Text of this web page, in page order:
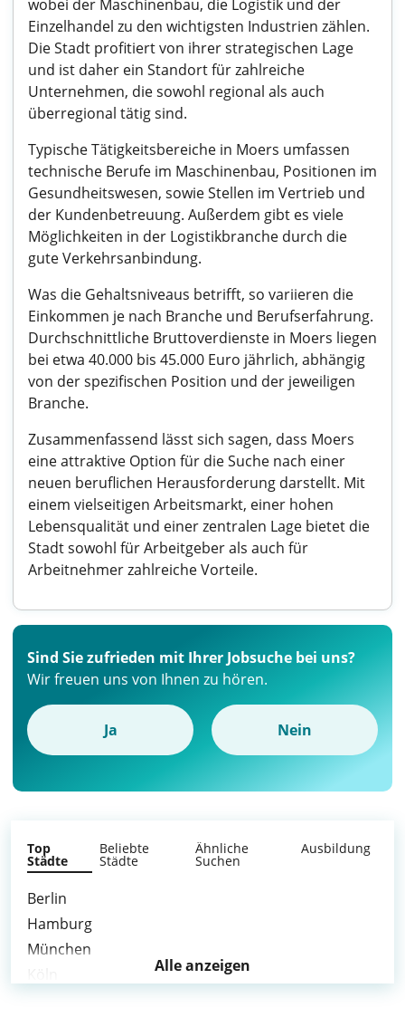
wobei der Maschinenbau, die Logistik und der
Einzelhandel zu den wichtigsten Industrien zählen.
Die Stadt profitiert von ihrer strategischen Lage
und ist daher ein Standort für zahlreiche
Unternehmen, die sowohl regional als auch
überregional tätig sind.
Typische Tätigkeitsbereiche in Moers umfassen
technische Berufe im Maschinenbau, Positionen im
Gesundheitswesen, sowie Stellen im Vertrieb und
der Kundenbetreuung. Außerdem gibt es viele
Möglichkeiten in der Logistikbranche durch die
gute Verkehrsanbindung.
Was die Gehaltsniveaus betrifft, so variieren die
Einkommen je nach Branche und Berufserfahrung.
Durchschnittliche Bruttoverdienste in Moers liegen
bei etwa 40.000 bis 45.000 Euro jährlich, abhängig
von der spezifischen Position und der jeweiligen
Branche.
Zusammenfassend lässt sich sagen, dass Moers
eine attraktive Option für die Suche nach einer
neuen beruflichen Herausforderung darstellt. Mit
einem vielseitigen Arbeitsmarkt, einer hohen
Lebensqualität und einer zentralen Lage bietet die
Stadt sowohl für Arbeitgeber als auch für
Arbeitnehmer zahlreiche Vorteile.
Sind Sie zufrieden mit Ihrer Jobsuche bei uns?
Wir freuen uns von Ihnen zu hören.
Ja Nein
Top
Städte
Beliebte
Städte
Ähnliche
Suchen
Ausbildung
Berlin
Hamburg
München
Alle anzeigen